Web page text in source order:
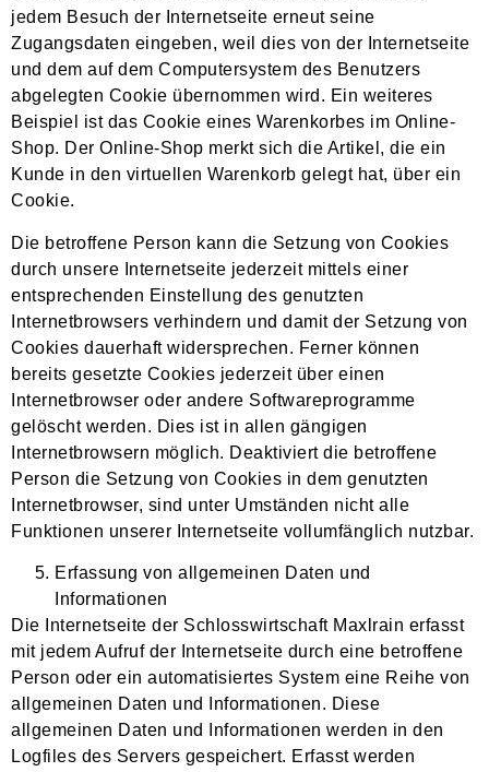
jedem Besuch der Internetseite erneut seine
Zugangsdaten eingeben, weil dies von der Internetseite
und dem auf dem Computersystem des Benutzers
abgelegten Cookie übernommen wird. Ein weiteres
Beispiel ist das Cookie eines Warenkorbes im Online-
Shop. Der Online-Shop merkt sich die Artikel, die ein
Kunde in den virtuellen Warenkorb gelegt hat, über ein
Cookie.
Die betroffene Person kann die Setzung von Cookies
durch unsere Internetseite jederzeit mittels einer
entsprechenden Einstellung des genutzten
Internetbrowsers verhindern und damit der Setzung von
Cookies dauerhaft widersprechen. Ferner können
bereits gesetzte Cookies jederzeit über einen
Internetbrowser oder andere Softwareprogramme
gelöscht werden. Dies ist in allen gängigen
Internetbrowsern möglich. Deaktiviert die betroffene
Person die Setzung von Cookies in dem genutzten
Internetbrowser, sind unter Umständen nicht alle
Funktionen unserer Internetseite vollumfänglich nutzbar.
Erfassung von allgemeinen Daten und
Informationen
Die Internetseite der Schlosswirtschaft Maxlrain erfasst
mit jedem Aufruf der Internetseite durch eine betroffene
Person oder ein automatisiertes System eine Reihe von
allgemeinen Daten und Informationen. Diese
allgemeinen Daten und Informationen werden in den
Logfiles des Servers gespeichert. Erfasst werden